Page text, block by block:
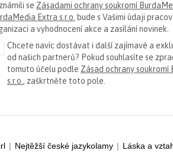
se Zásadami ochrany soukromí
Extra s.r.o. bude s Vašimi údaji
a vyhodnocení akce a zasílání novinek.
Chcete navíc dostávat i další zajímavé a
od našich partnerů? Pokud souhlasíte se
tomuto účelu podle Zásad ochrany soukromí
s.r.o. , zaškrtněte toto pole.
| Nejtěžší české jazykolamy | Láska a